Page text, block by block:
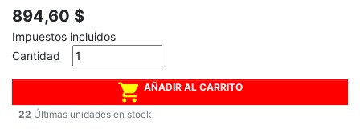
894,60 $
Impuestos incluidos
Cantidad
 AÑADIR AL CARRITO
22 Últimas unidades en stock